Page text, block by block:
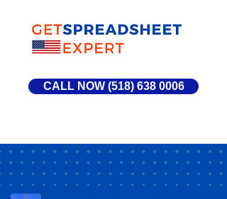
CALL NOW (518) 638 0006